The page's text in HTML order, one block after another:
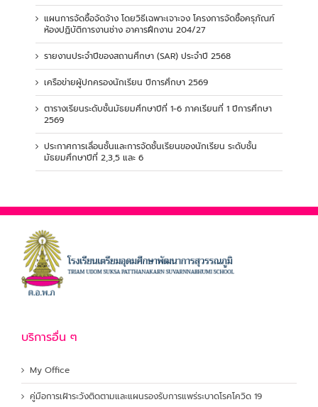
แผนการจัดซื้อจัดจ้าง โดยวิธีเฉพาะเจาะจง โครงการจัดซื้อครุภัณฑ์
ห้องปฏิบัติการงานช่าง อาคารฝึกงาน 204/27
รายงานประจำปีของสถานศึกษา (SAR) ประจำปี 2568
เครือข่ายผู้ปกครองนักเรียน ปีการศึกษา 2569
ตารางเรียนระดับชั้นมัธยมศึกษาปีที่ 1-6 ภาคเรียนที่ 1 ปีการศึกษา
2569
ประกาศการเลื่อนชั้นและการจัดชั้นเรียนของนักเรียน ระดับชั้น
มัธยมศึกษาปีที่ 2,3,5 และ 6
บริการอื่น ๆ
My Office
คู่มือการเฝ้าระวังติดตามและแผนรองรับการแพร่ระบาดโรคโควิด 19